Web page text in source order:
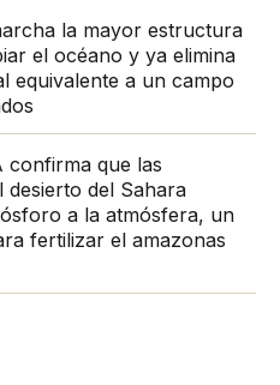
la mayor estructura
el océano y ya elimina
equivalente a un campo
confirma que las
desierto del Sahara
a la atmósfera, un
fertilizar el amazonas